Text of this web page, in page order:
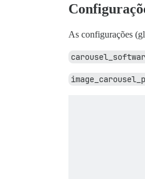
As configurações